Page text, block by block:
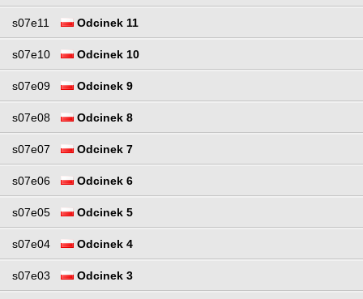
s07e11 Odcinek 11
s07e10 Odcinek 10
s07e09 Odcinek 9
s07e08 Odcinek 8
s07e07 Odcinek 7
s07e06 Odcinek 6
s07e05 Odcinek 5
s07e04 Odcinek 4
s07e03 Odcinek 3